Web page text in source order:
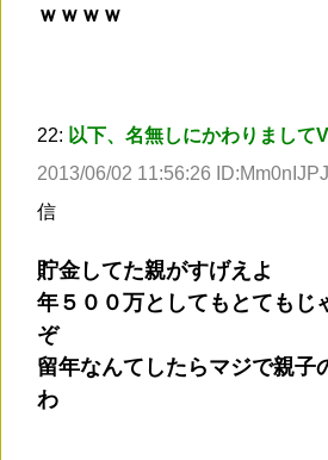
ｗｗｗｗ
22: 以下、名無しにかわりまして
2013/06/02 11:56:26
信
貯金してた親がすげえよ
年５００万としてもとてもじ
ぞ
留年なんてしたらマジで親子
わ